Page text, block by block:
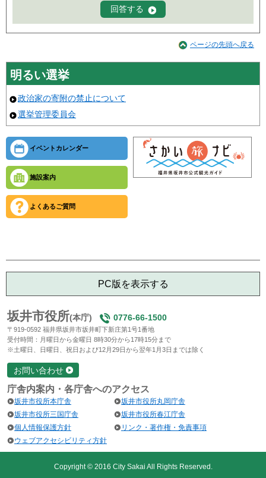
ページの先頭へ戻る
明るい選挙
政治家の寄附の禁止について
選挙管理委員会
イベントカレンダー
施設案内
よくあるご質問
PC版を表示する
坂井市役所(本庁) 0776-66-1500
〒919-0592 福井県坂井市坂井町下新庄第1号1番地
受付時間：月曜日から金曜日 8時30分から17時15分まで
※土曜日、日曜日、祝日および12月29日から翌年1月3日までは除く
お問い合わせ
庁舎内案内・各庁舎へのアクセス
坂井市役所本庁舎
坂井市役所丸岡庁舎
坂井市役所三国庁舎
坂井市役所春江庁舎
個人情報保護方針
リンク・著作権・免責事項
ウェブアクセシビリティ方針
Copyright © 2016 City Sakai All Rights Reserved.